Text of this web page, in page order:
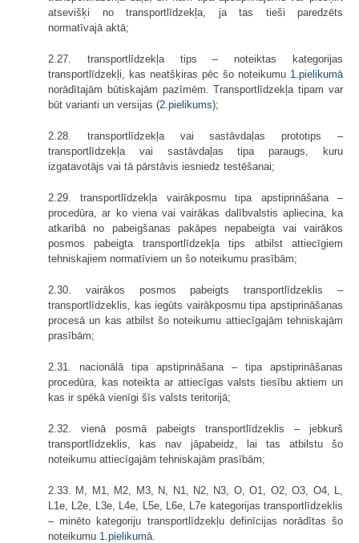
atsevišķi no transportlīdzekļa, ja tas tieši paredzēts
normatīvajā aktā;
2.27. transportlīdzekļa tips – noteiktas kategorijas
transportlīdzekļi, kas neatšķiras pēc šo noteikumu 1.pielikumā
norādītajām būtiskajām pazīmēm. Transportlīdzekļa tipam var
būt varianti un versijas (2.pielikums);
2.28. transportlīdzekļa vai sastāvdaļas prototips –
transportlīdzekļa vai sastāvdaļas tipa paraugs, kuru
izgatavotājs vai tā pārstāvis iesniedz testēšanai;
2.29. transportlīdzekļa vairākposmu tipa apstiprināšana –
procedūra, ar ko viena vai vairākas dalībvalstis apliecina, ka
atkarībā no pabeigšanas pakāpes nepabeigta vai vairākos
posmos pabeigta transportlīdzekļa tips atbilst attiecīgiem
tehniskajiem normatīviem un šo noteikumu prasībām;
2.30. vairākos posmos pabeigts transportlīdzeklis –
transportlīdzeklis, kas iegūts vairākposmu tipa apstiprināšanas
procesā un kas atbilst šo noteikumu attiecīgajām tehniskajām
prasībām;
2.31. nacionālā tipa apstiprināšana – tipa apstiprināšanas
procedūra, kas noteikta ar attiecīgas valsts tiesību aktiem un
kas ir spēkā vienīgi šīs valsts teritorijā;
2.32. vienā posmā pabeigts transportlīdzeklis – jebkurš
transportlīdzeklis, kas nav jāpabeidz, lai tas atbilstu šo
noteikumu attiecīgajām tehniskajām prasībām;
2.33. M, M1, M2, M3, N, N1, N2, N3, O, O1, O2, O3, O4, L,
L1e, L2e, L3e, L4e, L5e, L6e, L7e kategorijas transportlīdzeklis
– minēto kategoriju transportlīdzekļu definīcijas norādītas šo
noteikumu 1.pielikumā